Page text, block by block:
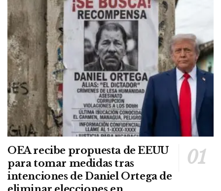
OEA recibe propuesta de EEUU
para tomar medidas tras
intenciones de Daniel Ortega de